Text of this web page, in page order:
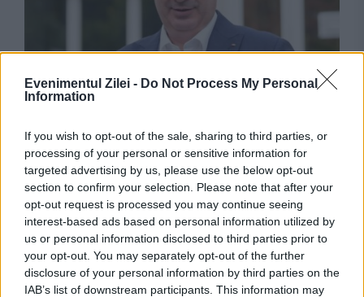
Evenimentul Zilei - Do Not Process My Personal
Information
If you wish to opt-out of the sale, sharing to third parties, or
processing of your personal or sensitive information for
targeted advertising by us, please use the below opt-out
section to confirm your selection. Please note that after your
opt-out request is processed you may continue seeing
interest-based ads based on personal information utilized by
us or personal information disclosed to third parties prior to
your opt-out. You may separately opt-out of the further
disclosure of your personal information by third parties on the
IAB’s list of downstream participants. This information may
POLITICA
politic după contestația depusă la CCR